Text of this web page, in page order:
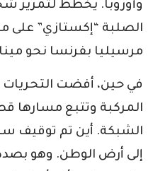
وأوروبا. يخطط لتمرير
الصلبة “إكستازي” على
مرسيليا بفرنسا نحو
في حين، أفضت
المركبة وتتبع مسارها
الشبكة. أين تم توقيف
إلى أرض الوطن. وهو